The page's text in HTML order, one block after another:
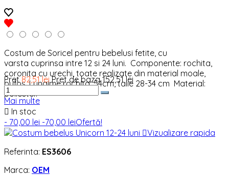
Costum de Soricel pentru bebelusi fetite, cu
varsta cuprinsa intre 12 si 24 luni. Componente: rochita,
coronita cu urechi, toate realizate din material moale,
pufos. Lungime rochita: 54cm, talie 28-34 cm Material:
poliester.
Pret 82,51 lei Pret de baza 152,51 lei
Mai multe
 In stoc
- 70,00 lei -70,00 leiOfertă!
Vizualizare rapida
Referinta: ES3606
Marca: OEM